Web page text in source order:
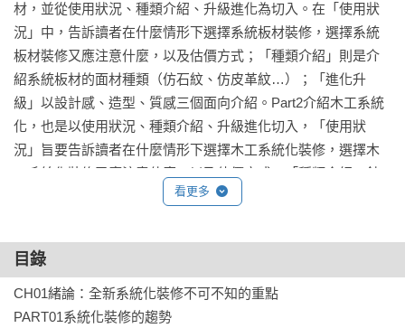
材，並從使用狀況、種類介紹、升級進化為切入。在「使用狀
況」中，告訴讀者在什麼情形下選擇系統板材裝修，選擇系統
板材裝修又應注意什麼，以及估價方式；「種類介紹」則是介
紹系統板材的面材種類（仿石紋、仿皮革紋…）；「進化升
級」以設計感、造型、質感三個面向介紹。Part2介紹木工系統
化，也是以使用狀況、種類介紹、升級進化切入，「使用狀
況」旨要告訴讀者在什麼情形下選擇木工系統化裝修，選擇木
工系統化裝修又應注意什麼，以及估價方式；「種類介紹」針
對木芯板、可彎板、沃克板、藝術雕刻板等介紹；「升級進
傳統木工、系統板材、木工系統化三種不同方式，製做同樣尺
寸櫃體，其價錢與工期的差異，可供裝修時參考。
Ch3為「系統裝修的應用」，將介紹系統板材、木工系統
看更多
目錄
CH01緒論：全新系統化裝修不可不知的重點
PART01系統化裝修的趨勢